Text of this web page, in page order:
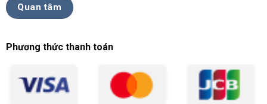
Quan tâm
Phương thức thanh toán